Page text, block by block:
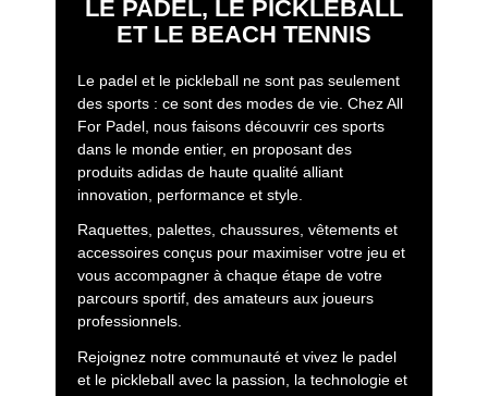
LE PADEL, LE PICKLEBALL
ET LE BEACH TENNIS
Le padel et le pickleball ne sont pas seulement
des sports : ce sont des modes de vie. Chez All
For Padel, nous faisons découvrir ces sports
dans le monde entier, en proposant des
produits adidas de haute qualité alliant
innovation, performance et style.
Raquettes, palettes, chaussures, vêtements et
accessoires conçus pour maximiser votre jeu et
vous accompagner à chaque étape de votre
parcours sportif, des amateurs aux joueurs
professionnels.
Rejoignez notre communauté et vivez le padel
et le pickleball avec la passion, la technologie et